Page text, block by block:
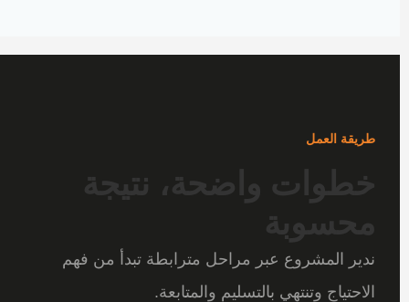
طريقة العمل
خطوات واضحة، نتيجة
محسوبة
ندير المشروع عبر مراحل مترابطة تبدأ من فهم
الاحتياج وتنتهي بالتسليم والمتابعة.